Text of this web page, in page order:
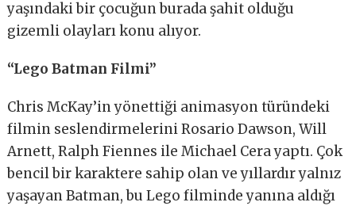
yaşındaki bir çocuğun burada şahit olduğu
gizemli olayları konu alıyor.
“Lego Batman Filmi”
Chris McKay’in yönettiği animasyon türündeki
filmin seslendirmelerini Rosario Dawson, Will
Arnett, Ralph Fiennes ile Michael Cera yaptı. Çok
bencil bir karaktere sahip olan ve yıllardır yalnız
yaşayan Batman, bu Lego filminde yanına aldığı